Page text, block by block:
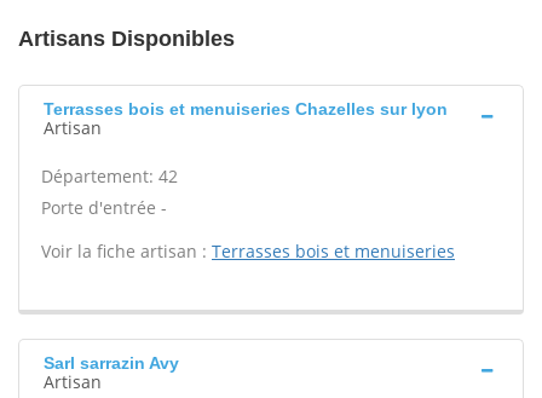
Artisans Disponibles
Terrasses bois et menuiseries Chazelles sur lyon
Artisan
Département: 42
Porte d'entrée -
Voir la fiche artisan : Terrasses bois et menuiseries
Sarl sarrazin Avy
Artisan